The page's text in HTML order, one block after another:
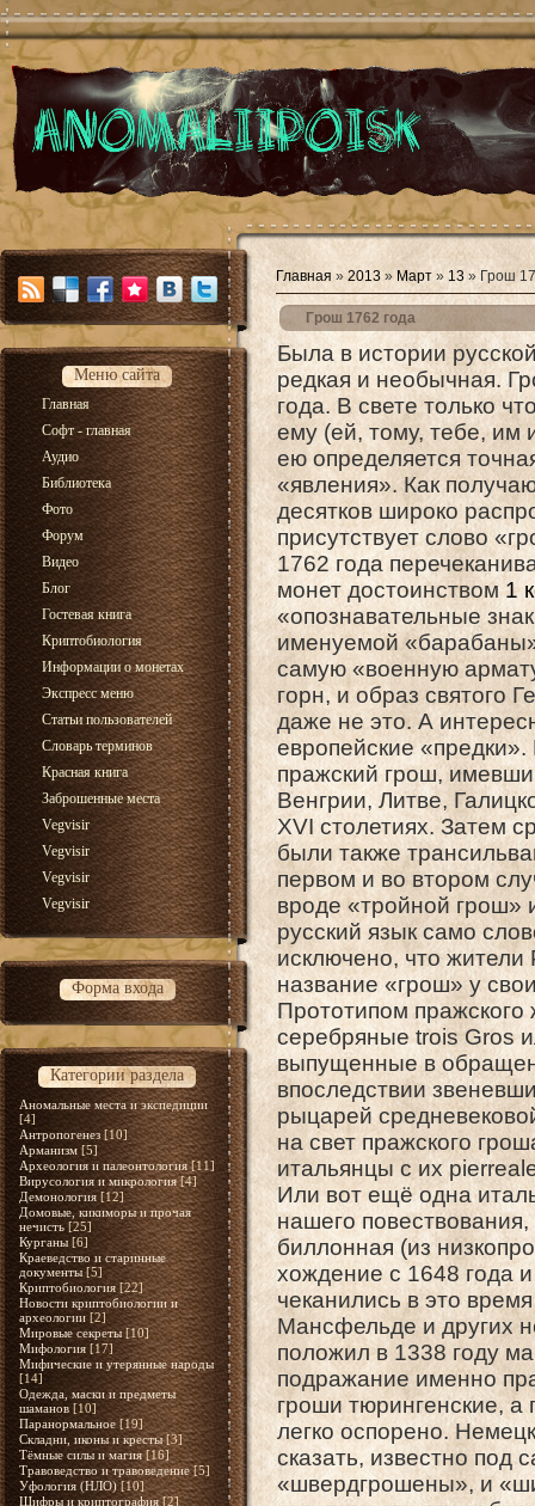
Меню сайта
Главная
Софт - главная
Аудио
Библиотека
Фото
Форум
Видео
Блог
Гостевая книга
Криптобиология
Информации о монетах
Экспресс меню
Статьи пользователей
Словарь терминов
Красная книга
Заброшенные места
Vegvisir
Vegvisir
Vegvisir
Vegvisir
Форма входа
Категории раздела
Аномальные места и экспедиции
[4]
Антропогенез [10]
Арманизм [5]
Археология и палеонтология [11]
Вирусология и микрология [4]
Демонология [12]
Домовые, кикиморы и прочая
нечисть [25]
Курганы [6]
Краеведство и старинные
документы [5]
Криптобиология [22]
Новости криптобиологии и
археологии [2]
Мировые секреты [10]
Мифология [17]
Мифические и утерянные народы
[14]
Одежда, маски и предметы
шаманов [10]
Паранормальное [19]
Складни, иконы и кресты [3]
Тёмные силы и магия [16]
Травоведство и травоведение [5]
Уфология (НЛО) [10]
Шифры и криптография [2]
Главная » 2013 » Март » 13 » Грош
Грош 1762 года
Была в истории
редкая и необычная.
года. В свете только
ему (ей, тому, тебе, им
ею определяется
«явления». Как
десятков широко
присутствует слово
1762 года
монет достоинством 1
«опознавательные
именуемой
самую «военную
горн, и образ святого
даже не это. А
европейские
пражский грош,
Венгрии, Литве,
XVI столетиях. Затем
были также
первом и во втором
вроде «тройной грош»
русский язык само
исключено, что
название «грош» у
Прототипом пражского
серебряные trois Gros
выпущенные в
впоследствии
рыцарей
на свет пражского
итальянцы с их
Или вот ещё одна
нашего
биллонная (из
хождение с 1648 года
чеканились в это
Мансфельде и других
положил в 1338 году
подражание именно
гроши тюрингенские,
легко оспорено.
сказать, известно
«швердгрошены», и